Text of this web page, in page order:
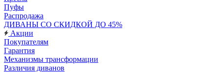
Пуфы
Распродажа
ДИВАНЫ СО СКИДКОЙ ДО 45%
Акции
Покупателям
Гарантия
Механизмы трансформации
Различия диванов